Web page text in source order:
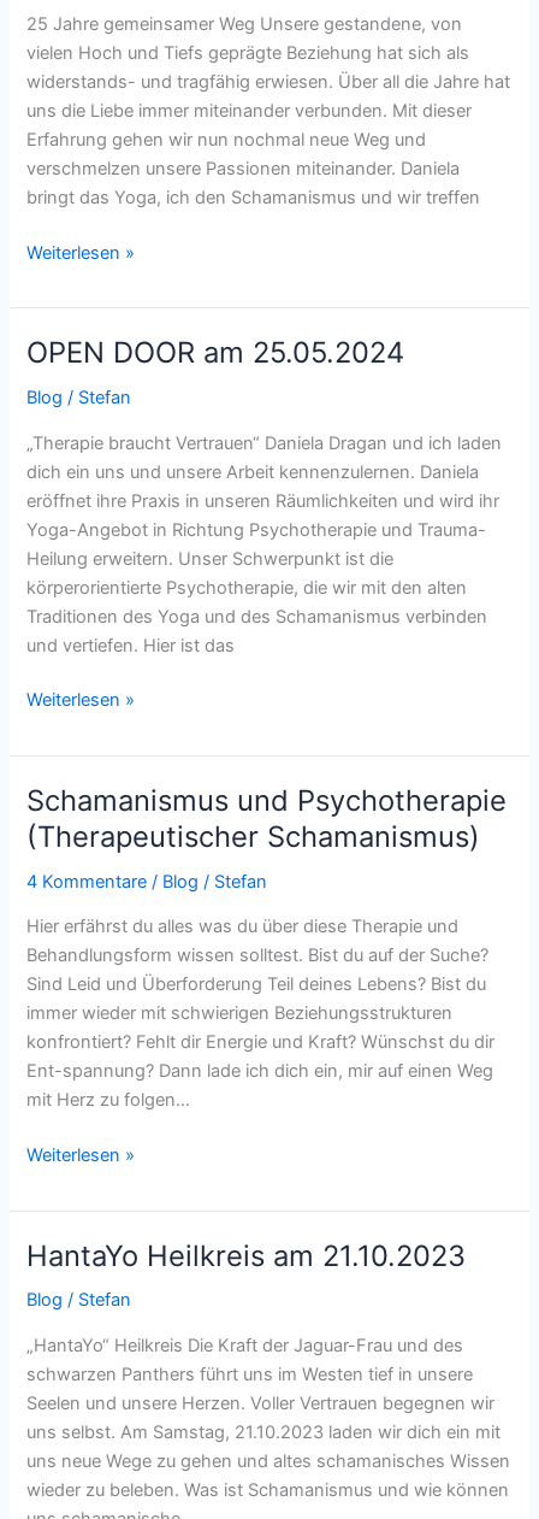
25 Jahre gemeinsamer Weg Unsere gestandene, von
vielen Hoch und Tiefs geprägte Beziehung hat sich als
widerstands- und tragfähig erwiesen. Über all die Jahre hat
uns die Liebe immer miteinander verbunden. Mit dieser
Erfahrung gehen wir nun nochmal neue Weg und
verschmelzen unsere Passionen miteinander. Daniela
bringt das Yoga, ich den Schamanismus und wir treffen
Weiterlesen »
OPEN DOOR am 25.05.2024
Blog / Stefan
„Therapie braucht Vertrauen“ Daniela Dragan und ich laden
dich ein uns und unsere Arbeit kennenzulernen. Daniela
eröffnet ihre Praxis in unseren Räumlichkeiten und wird ihr
Yoga-Angebot in Richtung Psychotherapie und Trauma-
Heilung erweitern. Unser Schwerpunkt ist die
körperorientierte Psychotherapie, die wir mit den alten
Traditionen des Yoga und des Schamanismus verbinden
und vertiefen. Hier ist das
OPEN
am
25.05.2024
Weiterlesen »
Schamanismus und Psychotherapie
(Therapeutischer Schamanismus)
4 Kommentare / Blog / Stefan
Hier erfährst du alles was du über diese Therapie und
Behandlungsform wissen solltest. Bist du auf der Suche?
Sind Leid und Überforderung Teil deines Lebens? Bist du
immer wieder mit schwierigen Beziehungsstrukturen
konfrontiert? Fehlt dir Energie und Kraft? Wünschst du dir
Ent-spannung? Dann lade ich dich ein, mir auf einen Weg
mit Herz zu folgen…
Schamanismus
und
Psychotherapie
(Therapeutischer
Weiterlesen »
HantaYo Heilkreis am 21.10.2023
Blog / Stefan
„HantaYo“ Heilkreis Die Kraft der Jaguar-Frau und des
schwarzen Panthers führt uns im Westen tief in unsere
Seelen und unsere Herzen. Voller Vertrauen begegnen wir
uns selbst. Am Samstag, 21.10.2023 laden wir dich ein mit
uns neue Wege zu gehen und altes schamanisches Wissen
wieder zu beleben. Was ist Schamanismus und wie können
HantaYo
am
21.10.2023